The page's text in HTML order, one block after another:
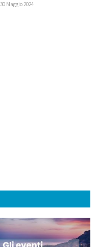
30 Maggio 2024